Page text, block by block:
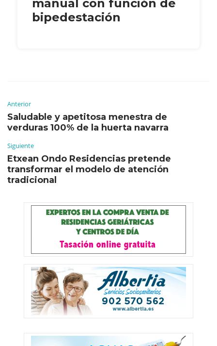
manual con función de
bipedestación
Anterior
Saludable y apetitosa menestra de
verduras 100% de la huerta navarra
Siguiente
Etxean Ondo Residencias pretende
transformar el modelo de atención
tradicional